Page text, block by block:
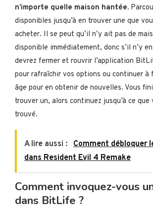
n’importe quelle maison hantée.
disponibles jusqu’à en trouver une que
acheter. Il se peut qu’il n’y ait pas de
disponible immédiatement, donc s’il n’y
devrez fermer et rouvrir l’application
pour rafraîchir vos options ou continuer à
âge pour en obtenir de nouvelles. Vous
trouver un, alors continuez jusqu’à ce que
trouvé.
A lire aussi : Comment débloquer
dans Resident Evil 4 Remake
Comment invoquez-vous
dans BitLife ?